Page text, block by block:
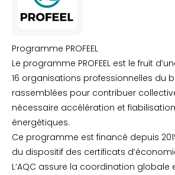
Programme PROFEEL
Le programme PROFEEL est le fruit
16 organisations professionnelles du
rassemblées pour contribuer
nécessaire accélération et
énergétiques.
Ce programme est financé depuis
du dispositif des certificats
L’AQC assure la coordination globale